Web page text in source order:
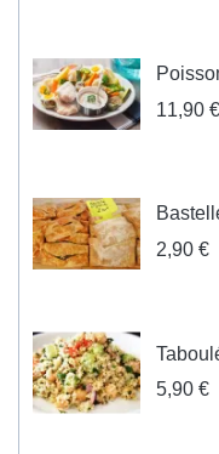
11,90 €
2,90 €
5,90 €